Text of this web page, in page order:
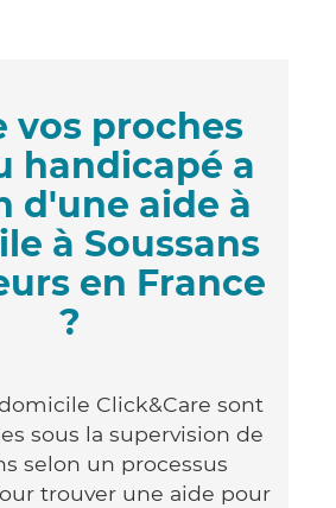
vos proches
handicapé a
d'une aide à
à Soussans
en France
?
Click&Care sont
sous la supervision de
selon un processus
trouver une aide pour